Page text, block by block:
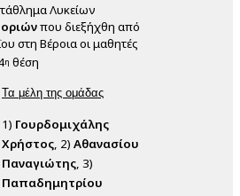
Λυκείων
που διεξήχθη από
στη Βέροια οι μαθητές
η θέση
Τα μέλη της ομάδας
1) Γουρδομιχάλης
Χρήστος, 2) Αθανασίου
Παναγιώτης, 3)
Παπαδημητρίου